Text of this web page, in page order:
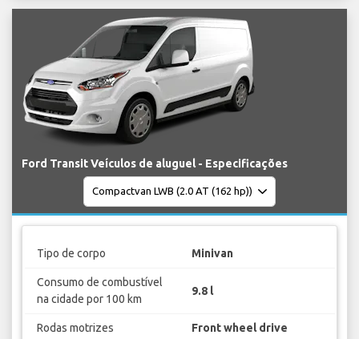
Ford Transit Veículos de aluguel - Especificações
Tipo de corpo Minivan
Consumo de combustível
na cidade por 100 km
9.8 l
Rodas motrizes Front wheel drive